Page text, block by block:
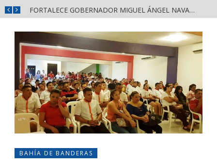
FORTALECE GOBERNADOR MIGUEL ÁNGEL NAVARRO LA COORDINACIÓN CON EL SECTOR EDUCATIVO EN NAYARIT
BAHÍA DE BANDERAS